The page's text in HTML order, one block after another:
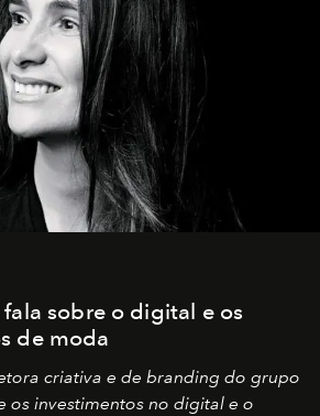
sobre o digital e os
de moda
criativa e de branding do grupo
os investimentos no digital e o